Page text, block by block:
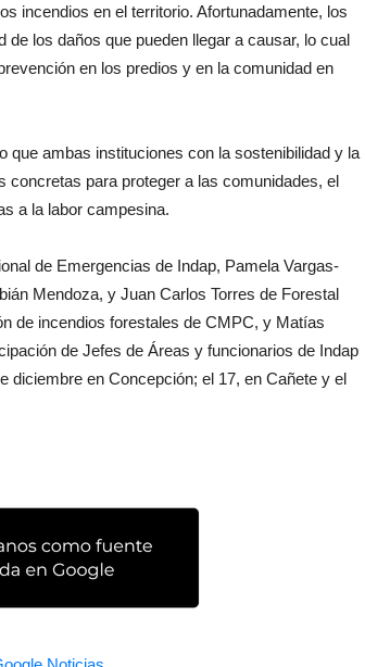
incendios en el territorio. Afortunadamente, los
los daños que pueden llegar a causar, lo cual
en los predios y en la comunidad en
que ambas instituciones con la sostenibilidad y la
para proteger a las comunidades, el
a la labor campesina.
de Emergencias de Indap, Pamela Vargas-
Mendoza, y Juan Carlos Torres de Forestal
de incendios forestales de CMPC, y Matías
de Jefes de Áreas y funcionarios de Indap
diciembre en Concepción; el 17, en Cañete y el